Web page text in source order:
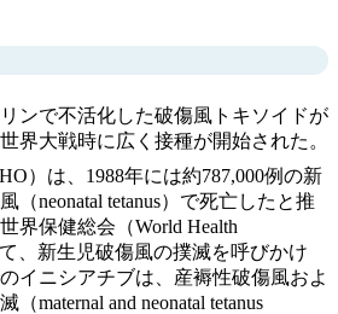
ンで不活化した破傷風トキソイドが
界大戦時に広く接種が開始された。
）は、1988年には約787,000例の新
（neonatal tetanus）で死亡したと推
界保健総会（World Health
、新生児破傷風の撲滅を呼びかけ
イニシアチブは、産褥性破傷風およ
maternal and neonatal tetanus